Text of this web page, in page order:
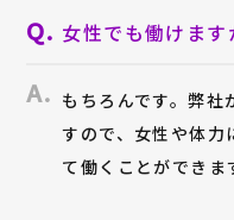
女性でも働けます
もちろんです。弊社
すので、女性や体力
て働くことができま